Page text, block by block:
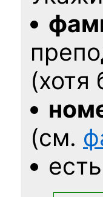
(см.